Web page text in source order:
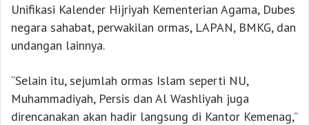
Unifikasi Kalender Hijriyah Kementerian Agama, Dubes
negara sahabat, perwakilan ormas, LAPAN, BMKG, dan
undangan lainnya.
“Selain itu, sejumlah ormas Islam seperti NU,
Muhammadiyah, Persis dan Al Washliyah juga
direncanakan akan hadir langsung di Kantor Kemenag,”